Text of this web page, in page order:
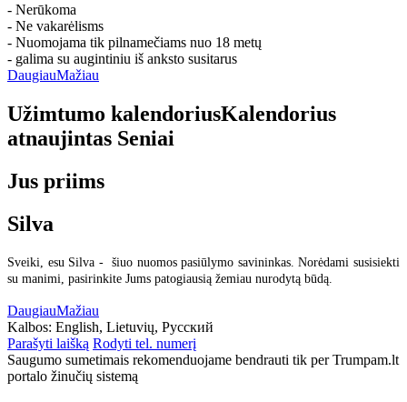
- Nerūkoma
- Ne vakarėlisms
- Nuomojama tik pilnamečiams nuo 18 metų
- galima su augintiniu iš anksto susitarus
DaugiauMažiau
Užimtumo kalendoriusKalendorius
atnaujintas Seniai
Jus priims
Silva
Sveiki, esu Silva - šiuo nuomos pasiūlymo savininkas. Norėdami susisiekti
su manimi, pasirinkite Jums patogiausią žemiau nurodytą būdą.
DaugiauMažiau
Kalbos: English, Lietuvių, Русский
Parašyti laišką Rodyti tel. numerį
Saugumo sumetimais rekomenduojame bendrauti tik per Trumpam.lt
portalo žinučių sistemą